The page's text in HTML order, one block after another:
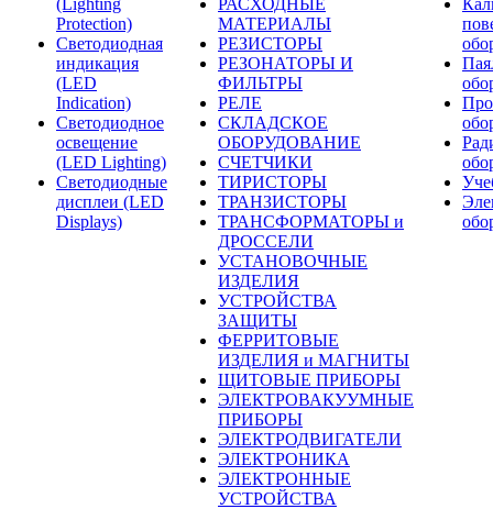
(Lighting
Protection)
Светодиодная
индикация
(LED
Indication)
Светодиодное
освещение
(LED Lighting)
Светодиодные
дисплеи (LED
Displays)
РАСХОДНЫЕ
МАТЕРИАЛЫ
РЕЗИСТОРЫ
РЕЗОНАТОРЫ И
ФИЛЬТРЫ
РЕЛЕ
СКЛАДСКОЕ
ОБОРУДОВАНИЕ
СЧЕТЧИКИ
ТИРИСТОРЫ
ТРАНЗИСТОРЫ
ТРАНСФОРМАТОРЫ и
ДРОССЕЛИ
УСТАНОВОЧНЫЕ
ИЗДЕЛИЯ
УСТРОЙСТВА
ЗАЩИТЫ
ФЕРРИТОВЫЕ
ИЗДЕЛИЯ и МАГНИТЫ
ЩИТОВЫЕ ПРИБОРЫ
ЭЛЕКТРОВАКУУМНЫЕ
ПРИБОРЫ
ЭЛЕКТРОДВИГАТЕЛИ
ЭЛЕКТРОНИКА
ЭЛЕКТРОННЫЕ
УСТРОЙСТВА